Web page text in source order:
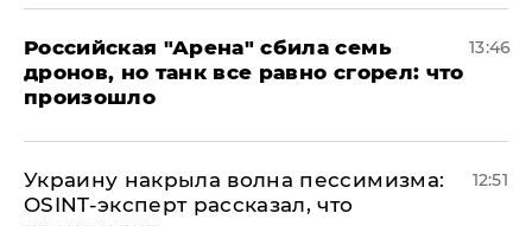
​Российская "Арена" сбила семь
дронов, но танк все равно сгорел: что
произошло
13:46
​Украину накрыла волна пессимизма:
OSINT-эксперт рассказал, что
12:51